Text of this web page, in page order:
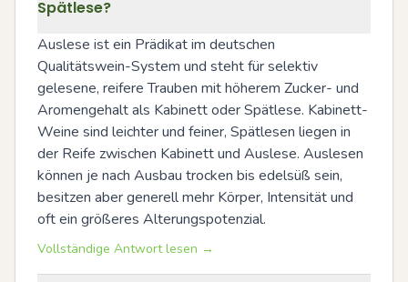
Spätlese?
Auslese ist ein Prädikat im deutschen
Qualitätswein-System und steht für selektiv
gelesene, reifere Trauben mit höherem Zucker- und
Aromengehalt als Kabinett oder Spätlese. Kabinett-
Weine sind leichter und feiner, Spätlesen liegen in
der Reife zwischen Kabinett und Auslese. Auslesen
können je nach Ausbau trocken bis edelsüß sein,
besitzen aber generell mehr Körper, Intensität und
oft ein größeres Alterungspotenzial.
Vollständige Antwort lesen →